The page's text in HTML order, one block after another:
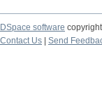
DSpace software
Contact Us
Send